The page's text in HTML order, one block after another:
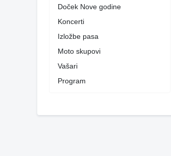
Doček Nove godine
Koncerti
Izložbe pasa
Moto skupovi
Vašari
Program